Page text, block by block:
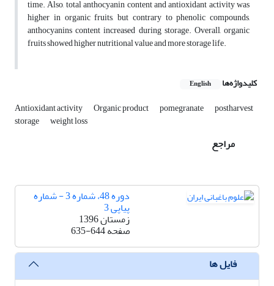
time. Also, total anthocyanin content and antioxidant activity was
higher in organic fruits, but contrary to phenolic compounds,
anthocyanins content increased during storage. Overall, organic
fruits showed higher nutritional value and more storage life.
کلیدواژه‌ها English
Antioxidant activity Organic product pomegranate postharvest
storage weight loss
مراجع
دوره 48، شماره 3 - شماره
پیاپی 3
زمستان 1396
صفحه635-644
فایل ها